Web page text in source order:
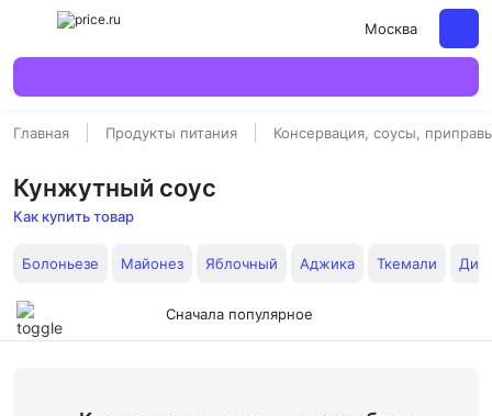
Москва
Главная Продукты питания Консервация, соусы,
Кунжутный соус
Как купить товар
Болоньезе Майонез Яблочный Аджика Ткемали
Сначала популярное